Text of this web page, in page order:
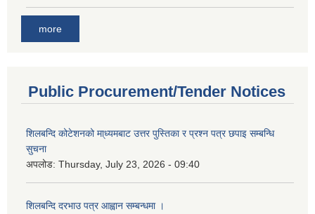
more
Public Procurement/Tender Notices
शिलबन्दि कोटेशनको मा्ध्यमबाट उत्तर पुस्तिका र प्रश्न पत्र छपाइ सम्बन्धि
सुचना
अपलोड: Thursday, July 23, 2026 - 09:40
शिलबन्दि दरभाउ पत्र आह्वान सम्बन्धमा ।